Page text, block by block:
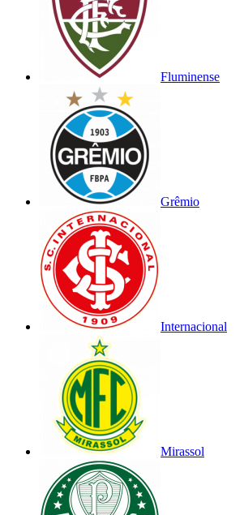
Fluminense
Grêmio
Internacional
Mirassol